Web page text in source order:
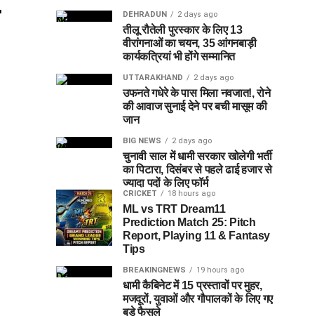
DEHRADUN 2 days ago
तीलू रौतेली पुरस्कार के लिए 13
वीरांगनाओं का चयन, 35 आंगनबाड़ी
कार्यकत्रियां भी होंगे सम्मानित
UTTARAKHAND 2 days ago
उफनते गधेरे के पास मिला नवजात!, रोने
की आवाज सुनाई देने पर बची मासूम की
जान
BIG NEWS 2 days ago
चुनावी साल में धामी सरकार खोलेगी भर्ती
का पिटारा, दिसंबर से पहले ढाई हजार से
ज्यादा पदों के लिए फॉर्म
CRICKET 18 hours ago
ML vs TRT Dream11
Prediction Match 25: Pitch
Report, Playing 11 & Fantasy
Tips
BREAKINGNEWS 19 hours ago
धामी कैबिनेट में 15 प्रस्तावों पर मुहर,
मजदूरों, युवाओं और गौपालकों के लिए गए
बड़े फैसले